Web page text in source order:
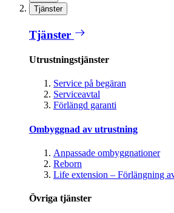
Tjänster
Tjänster
Utrustningstjänster
Service på begäran
Serviceavtal
Förlängd garanti
Ombyggnad av utrustning
Anpassade ombyggnationer
Reborn
Life extension – Förlängning
Övriga tjänster